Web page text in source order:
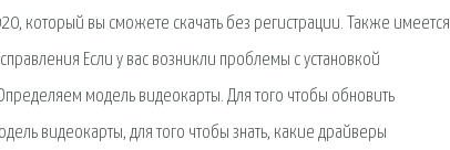
который вы сможете скачать без регистрации. Также имеется
Если у вас возникли проблемы с установкой
модель видеокарты. Для того чтобы обновить
видеокарты, для того чтобы знать, какие драйверы